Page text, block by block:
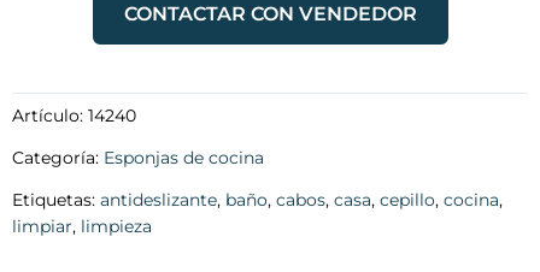
CONTACTAR CON VENDEDOR
Artículo: 14240
Categoría: Esponjas de cocina
Etiquetas: antideslizante, baño, cabos, casa, cepillo, cocina,
limpiar, limpieza